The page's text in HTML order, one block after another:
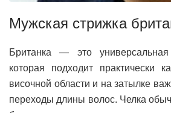
Мужская стрижка
Британка — это
которая подходит практически
височной области и на затылке
переходы длины волос. Челка